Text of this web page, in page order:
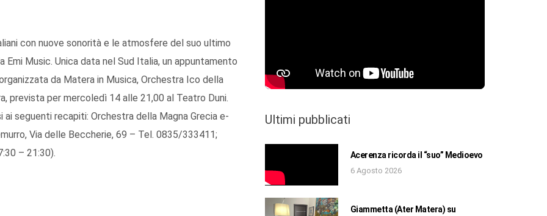
con nuove sonorità e le atmosfere del suo ultimo
Music. Unica data nel Sud Italia, un appuntamento
da Matera in Musica, Orchestra Ico della
prevista per mercoledì 14 alle 21,00 al Teatro Duni.
seguenti recapiti: Orchestra della Magna Grecia e-
Via delle Beccherie, 69 – Tel. 0835/333411;
– 21:30).
Ultimi pubblicati
Acerenza ricorda il “suo” Medioevo
6 Agosto 2026
Giammetta (Ater Matera) su